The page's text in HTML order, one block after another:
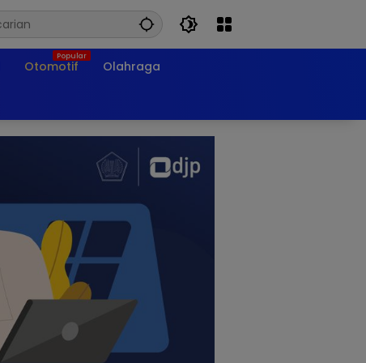
Otomotif Olahraga